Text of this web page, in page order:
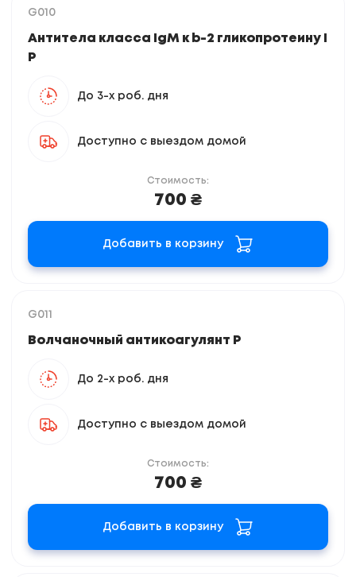
G010
Антитела класса IgM к b-2 гликопротеину I
Р
До 3-х роб. дня
Доступно с выездом домой
Стоимость:
700 ₴
Добавить в корзину
G011
Волчаночный антикоагулянт Р
До 2-х роб. дня
Доступно с выездом домой
Стоимость:
700 ₴
Добавить в корзину